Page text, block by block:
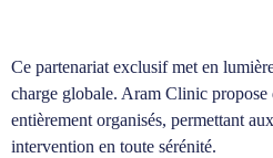
Ce partenariat exclusif met en
charge globale. Aram Clinic propose
entièrement organisés, permettant
intervention en toute sérénité.